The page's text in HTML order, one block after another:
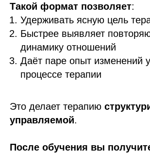
Такой формат позволяет:
Удерживать ясную цель
Быстрее выявляет
динамику отношений
Даёт паре опыт изменений
процессе терапии
Это делает терапию
управляемой.
После обучения вы